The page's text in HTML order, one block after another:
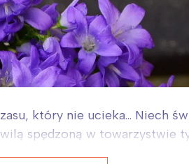
który nie ucieka... Niech
spędzoną w